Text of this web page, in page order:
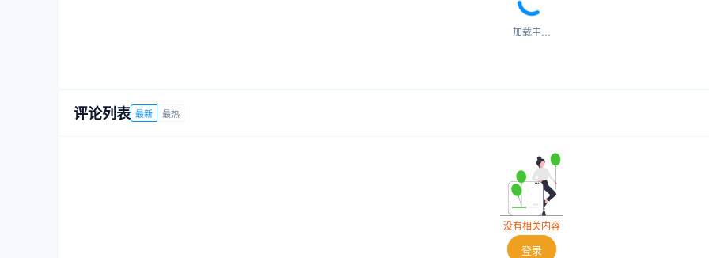
加载中…
评论列表 最新 最热
没有相关内容
登录